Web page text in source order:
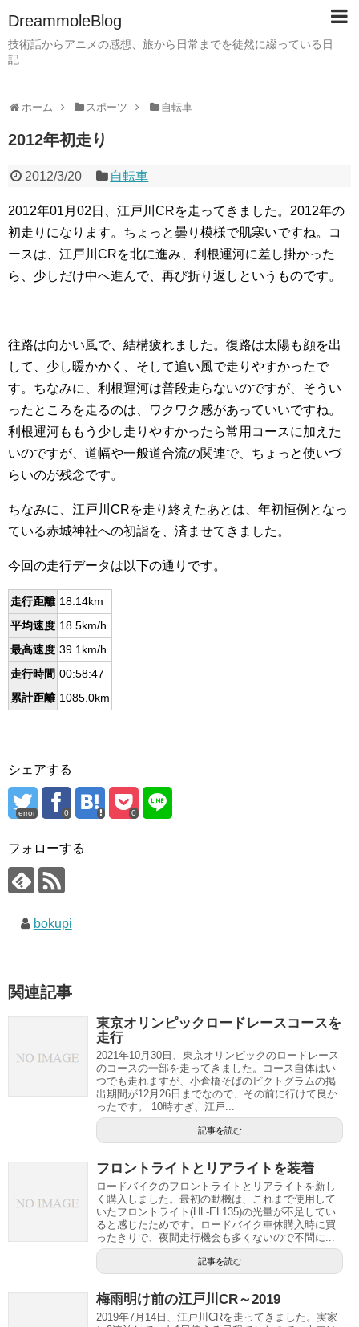
DreammoleBlog
技術話からアニメの感想、旅から日常までを徒然に綴っている日
記
ホーム スポーツ 自転車
2012年初走り
2012/3/20 自転車
2012年01月02日、江戸川CRを走ってきました。2012年の
初走りになります。ちょっと曇り模様で肌寒いですね。コ
ースは、江戸川CRを北に進み、利根運河に差し掛かった
ら、少しだけ中へ進んで、再び折り返しというものです。
往路は向かい風で、結構疲れました。復路は太陽も顔を出
して、少し暖かかく、そして追い風で走りやすかったで
す。ちなみに、利根運河は普段走らないのですが、そうい
ったところを走るのは、ワクワク感があっていいですね。
利根運河ももう少し走りやすかったら常用コースに加えた
いのですが、道幅や一般道合流の関連で、ちょっと使いづ
らいのが残念です。
ちなみに、江戸川CRを走り終えたあとは、年初恒例となっ
ている赤城神社への初詣を、済ませてきました。
今回の走行データは以下の通りです。
走行距離 18.14km
平均速度 18.5km/h
最高速度 39.1km/h
走行時間 00:58:47
累計距離 1085.0km
シェアする
error 0 0
フォローする
bokupi
関連記事
東京オリンピックロードレースコースを
走行
2021年10月30日、東京オリンピックのロードレース
のコースの一部を走ってきました。コース自体はい
つでも走れますが、小倉橋そばのピクトグラムの掲
出期間が12月26日までなので、その前に行けて良か
ったです。 10時すぎ、江戸...
記事を読む
フロントライトとリアライトを装着
ロードバイクのフロントライトとリアライトを新し
く購入しました。最初の動機は、これまで使用して
いたフロントライト(HL-EL135)の光量が不足してい
ると感じたためです。ロードバイク車体購入時に買
ったきりで、夜間走行機会も多くないので不問に...
記事を読む
梅雨明け前の江戸川CR～2019
2019年7月14日、江戸川CRを走ってきました。実家